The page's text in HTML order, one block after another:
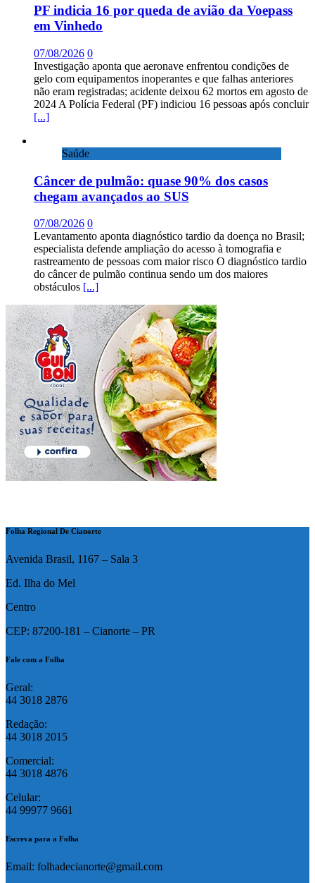
PF indicia 16 por queda de avião da Voepass
em Vinhedo
07/08/2026 0
Investigação aponta que aeronave enfrentou condições de
gelo com equipamentos inoperantes e que falhas anteriores
não eram registradas; acidente deixou 62 mortos em agosto de
2024 A Polícia Federal (PF) indiciou 16 pessoas após concluir
[...]
Saúde
Câncer de pulmão: quase 90% dos casos
chegam avançados ao SUS
07/08/2026 0
Levantamento aponta diagnóstico tardio da doença no Brasil;
especialista defende ampliação do acesso à tomografia e
rastreamento de pessoas com maior risco O diagnóstico tardio
do câncer de pulmão continua sendo um dos maiores
obstáculos [...]
Folha Regional De Cianorte
Avenida Brasil, 1167 – Sala 3
Ed. Ilha do Mel
Centro
CEP: 87200-181 – Cianorte – PR
Fale com a Folha
Geral:
44 3018 2876
Redação:
44 3018 2015
Comercial:
44 3018 4876
Celular:
44 99977 9661
Escreva para a Folha
Email: folhadecianorte@gmail.com